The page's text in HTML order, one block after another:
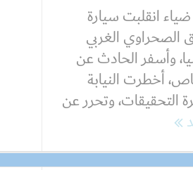
انقلبت سيارة
الصحراوي الغربي
وأسفر الحادث عن
أشخاص، أخطرت النيابة
التحقيقات، وتحرر عن